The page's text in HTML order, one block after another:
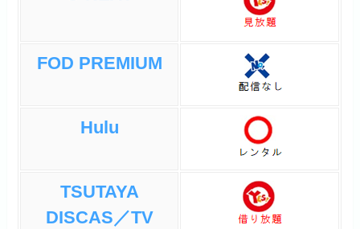
FOD PREMIUM
Hulu
TSUTAYA
DISCAS／TV